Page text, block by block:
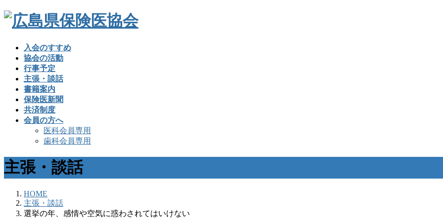
入会のすすめ
協会の活動
行事予定
主張・談話
書籍案内
保険医新聞
共済制度
会員の方へ
医科会員専用
歯科会員専用
主張・談話
HOME
主張・談話
選挙の年、感情や空気に惑わされてはいけない